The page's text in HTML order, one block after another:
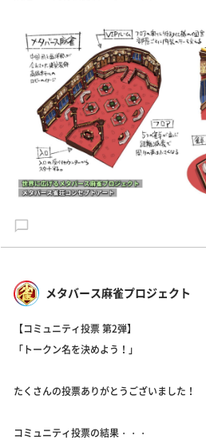
メタバース麻雀プロジェクト
【コミュニティ投票 第2弾】
「トークン名を決めよう！」
たくさんの投票ありがとうございました！
コミュニティ投票の結果・・・